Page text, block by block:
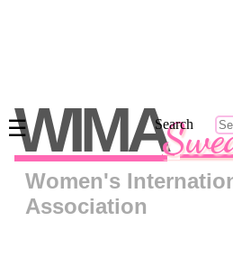
Skip
content
WIMA
Women's
Association
Search
☰